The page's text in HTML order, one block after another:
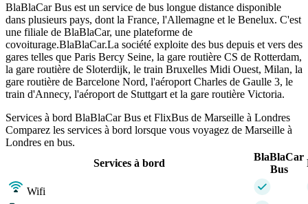
BlaBlaCar Bus est un service de bus longue distance disponible
dans plusieurs pays, dont la France, l'Allemagne et le Benelux. C'est
une filiale de BlaBlaCar, une plateforme de
covoiturage.BlaBlaCar.La société exploite des bus depuis et vers des
gares telles que Paris Bercy Seine, la gare routière CS de Rotterdam,
la gare routière de Sloterdijk, le train Bruxelles Midi Ouest, Milan, la
gare routière de Barcelone Nord, l'aéroport Charles de Gaulle 3, le
train d'Annecy, l'aéroport de Stuttgart et la gare routière Victoria.
Services à bord BlaBlaCar Bus et FlixBus de Marseille à Londres
Comparez les services à bord lorsque vous voyagez de Marseille à
Londres en bus.
Services à bord
BlaBlaCar
Bus
Wifi